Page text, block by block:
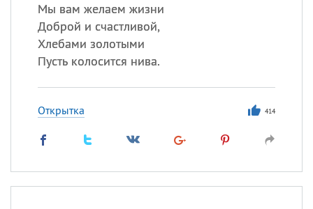
Мы вам желаем жизни
Доброй и счастливой,
Хлебами золотыми
Пусть колосится нива.
Открытка 414
Посмотреть значение
происхождение